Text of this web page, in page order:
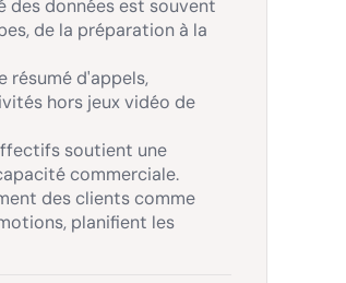
des données est souvent
de la préparation à la
résumé d'appels,
hors jeux vidéo de
soutient une
commerciale.
des clients comme
planifient les